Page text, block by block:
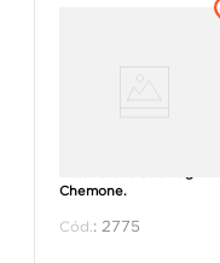
Chemone.
: 2775